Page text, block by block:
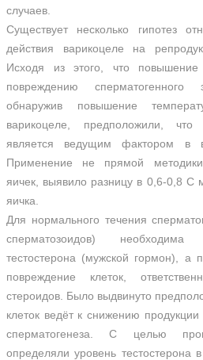
случаев.
Существует несколько гипотез
действия варикоцеле на
Исходя из этого, что
повреждению сперматогенного
обнаружив повышение
варикоцеле, предположили,
является ведущим фактором в
Применение не прямой
яичек, выявило разницу в 0,6-0,8 С
яичка.
Для нормального течения
сперматозоидов) необходима
тестостерона (мужской гормон), а
повреждение клеток,
стероидов. Было выдвинуто
клеток ведёт к снижению
сперматогенеза. С целью
определяли уровень тестостерона